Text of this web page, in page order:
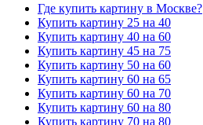
Где купить картину в Москве?
Купить картину 25 на 40
Купить картину 40 на 60
Купить картину 45 на 75
Купить картину 50 на 60
Купить картину 60 на 65
Купить картину 60 на 70
Купить картину 60 на 80
Купить картину 70 на 80